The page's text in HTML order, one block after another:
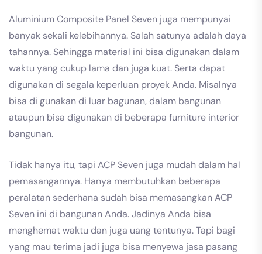
Aluminium Composite Panel Seven juga mempunyai
banyak sekali kelebihannya. Salah satunya adalah daya
tahannya. Sehingga material ini bisa digunakan dalam
waktu yang cukup lama dan juga kuat. Serta dapat
digunakan di segala keperluan proyek Anda. Misalnya
bisa di gunakan di luar bagunan, dalam bangunan
ataupun bisa digunakan di beberapa furniture interior
bangunan.
Tidak hanya itu, tapi ACP Seven juga mudah dalam hal
pemasangannya. Hanya membutuhkan beberapa
peralatan sederhana sudah bisa memasangkan ACP
Seven ini di bangunan Anda. Jadinya Anda bisa
menghemat waktu dan juga uang tentunya. Tapi bagi
yang mau terima jadi juga bisa menyewa jasa pasang